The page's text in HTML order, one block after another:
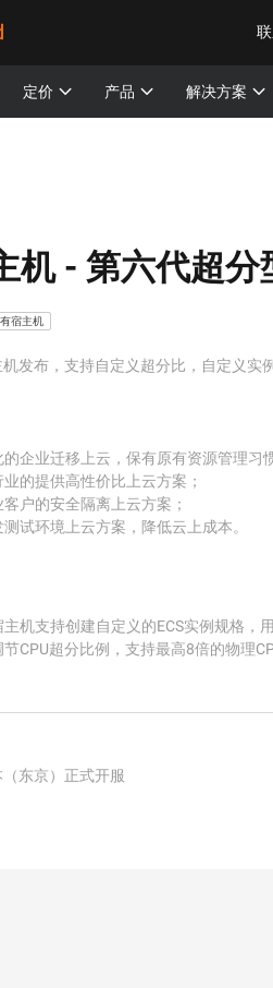
定价 产品 解决方案
机 - 第六代超分
宿主机
发布，支持自定义超分比，自定义实
企业迁移上云，保有原有资源管理习
的提供高性价比上云方案；
户的安全隔离上云方案；
试环境上云方案，降低云上成本。
机支持创建自定义的ECS实例规格，
CPU超分比例，支持最高8倍的物理
东京）正式开服